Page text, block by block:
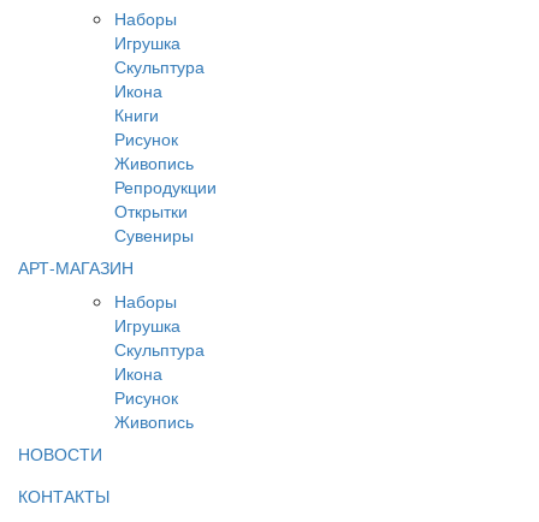
Наборы
Игрушка
Скульптура
Икона
Книги
Рисунок
Живопись
Репродукции
Открытки
Сувениры
АРТ-МАГАЗИН
Наборы
Игрушка
Скульптура
Икона
Рисунок
Живопись
НОВОСТИ
КОНТАКТЫ